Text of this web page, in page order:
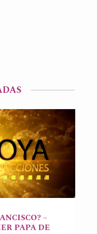
–
PAPA DE